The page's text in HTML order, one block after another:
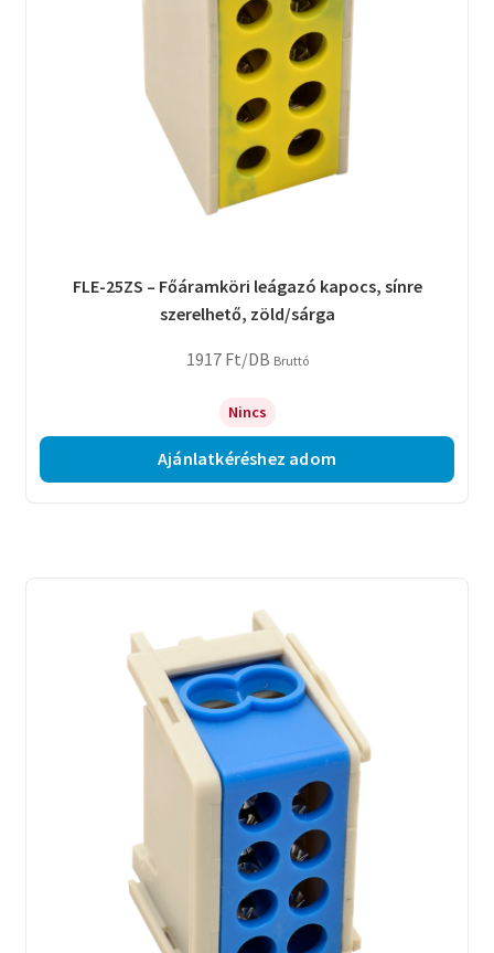
FLE-25ZS – Főáramköri leágazó kapocs, sínre
szerelhető, zöld/sárga
1917 Ft/DB Bruttó
Nincs
Ajánlatkéréshez adom